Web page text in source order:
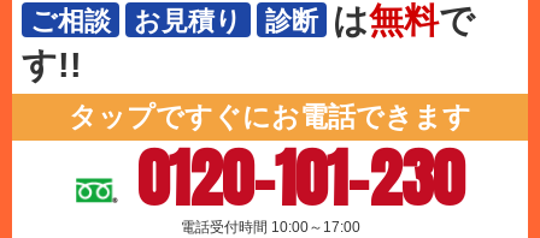
ご相談 お見積り 診断 は無料で
す!!
タップですぐにお電話できます
0120-101-230
電話受付時間 10:00～17:00